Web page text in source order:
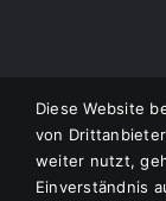
©
Diese Website
von
weiter nutzt,
Einverständnis